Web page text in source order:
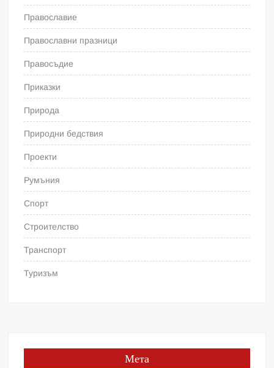
Православие
Православни празници
Правосъдие
Приказки
Природа
Природни бедствия
Проекти
Румъния
Спорт
Строителство
Транспорт
Туризъм
Мета